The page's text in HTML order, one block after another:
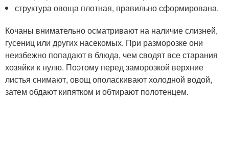
структура овоща плотная, правильно сформирована.
Кочаны внимательно осматривают на наличие слизней,
гусениц или других насекомых. При разморозке они
неизбежно попадают в блюда, чем сводят все старания
хозяйки к нулю. Поэтому перед заморозкой верхние
листья снимают, овощ ополаскивают холодной водой,
затем обдают кипятком и обтирают полотенцем.